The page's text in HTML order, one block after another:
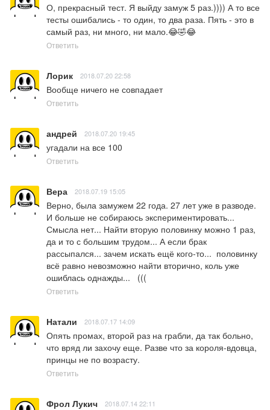
О, прекрасный тест. Я выйду замуж 5 раз.)))) А то все
тесты ошибались - то один, то два раза. Пять - это в
самый раз, ни много, ни мало.😂🤣😂
Ответить
Лорик 2018.07.20 22:58
Вообще ничего не совпадает
Ответить
андрей 2018.07.20 19:45
угадали на все 100
Ответить
Вера 2018.07.19 15:05
Верно, была замужем 22 года. 27 лет уже в разводе.
И больше не собираюсь экспериментировать...
Смысла нет... Найти вторую половинку можно 1 раз,
да и то с большим трудом... А если брак
рассыпался... зачем искать ещё кого-то...  половинку
всё равно невозможно найти вторично, коль уже
ошиблась однажды...   (((
Ответить
Натали 2018.07.17 14:09
Опять промах, второй раз на грабли, да так больно,
что вряд ли захочу еще. Разве что за короля-вдовца,
принцы не по возрасту.
Ответить
Фрол Лукич 2018.07.14 22:11